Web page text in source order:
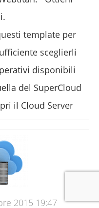
qui.
template per
sceglierli
disponibili
del SuperCloud
il Cloud Server
2015 19:47